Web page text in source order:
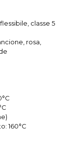
classe 5
rosa,
160°C